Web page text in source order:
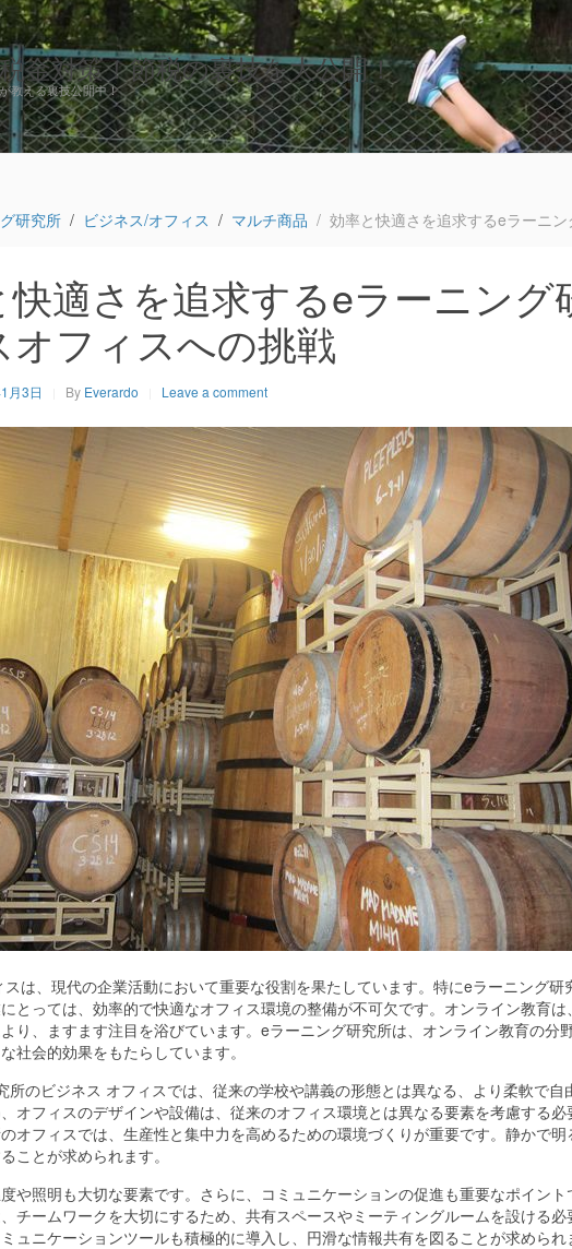
金対策！節税の裏技を大公開！
教える裏技公開中！
研究所 ビジネス/オフィス マルチ商品 効率と快適さを追求するeラーニ
快適さを追求するeラーニング
オフィスへの挑戦
月3日 By Everardo Leave a comment
は、現代の企業活動において重要な役割を果たしています。 特にeラーニング研
とっては、効率的で快適なオフィス環境の整備が不可欠です。オンライン教育
り、ますます注目を浴びています。eラーニング研究所は、オンライン教育の分
社会的効果をもたらしています。
所のビジネス オフィスでは、従来の学校や講義の形態とは異なる、より柔軟で
オフィスのデザインや設備は、従来のオフィス環境とは異なる要素を考慮する
オフィスでは、生産性と集中力を高めるための環境づくりが重要です。静かで
ことが求められます。
や照明も大切な要素です。さらに、コミュニケーションの促進も重要なポイン
チームワークを大切にするため、共有スペースやミーティングルームを設ける
ュニケーションツールも積極的に導入し、円滑な情報共有を図ることが求められ